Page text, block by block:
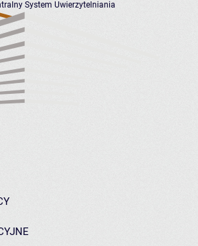
System Uwierzytelniania